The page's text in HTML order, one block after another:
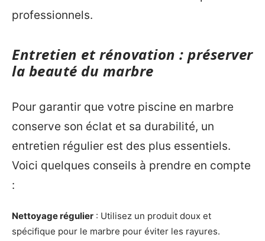
professionnels.
Entretien et rénovation : préserver
la beauté du marbre
Pour garantir que votre piscine en marbre
conserve son éclat et sa durabilité, un
entretien régulier est des plus essentiels.
Voici quelques conseils à prendre en compte
:
Nettoyage régulier : Utilisez un produit doux et
spécifique pour le marbre pour éviter les rayures.